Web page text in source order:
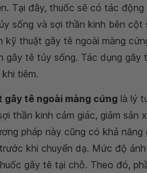
Tại đây, thuốc sẽ có tác
sống và sợi thần kinh bên cột
kỹ thuật gây tê ngoài màng
gây tê tủy sống. Tác dụng gây
tiêm.
gây tê ngoài màng cứng là lý
thần kinh cảm giác, giảm
pháp này cũng có khả
khi chuyển dạ. Mức độ
gây tê tại chỗ. Theo đó,